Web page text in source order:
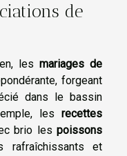
de
les mariages de
forgeant
dans le bassin
les recettes
brio les poissons
rafraîchissants et